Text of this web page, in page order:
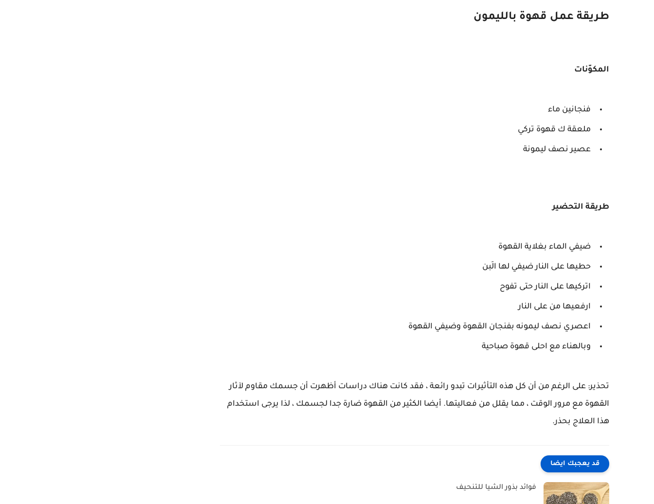
طريقة عمل قهوة بالليمون
المكوّنات
فنجانين ماء
ملعقة ك قهوة تركي
عصير نصف ليمونة
طريقة التحضير
ضيفي الماء بغلاية القهوة
حطيها على النار ضيفي لها الَبن
اتركيها على النار حتى تفوح
ارفعيها من على النار
اعصري نصف ليمونه بفنجان القهوة وضيفي القهوة
وبالهناء مع احلى قهوة صباحية
تحذير: على الرغم من أن كل هذه التأثيرات تبدو رائعة ، فقد كانت هناك دراسات أظهرت أن جسمك مقاوم لآثار
القهوة مع مرور الوقت ، مما يقلل من فعاليتها. أيضا الكثير من القهوة ضارة جدا لجسمك ، لذا يرجى استخدام
هذا العلاج بحذر.
قد يعجبك ايضا
فوائد بذور الشيا للتنحيف